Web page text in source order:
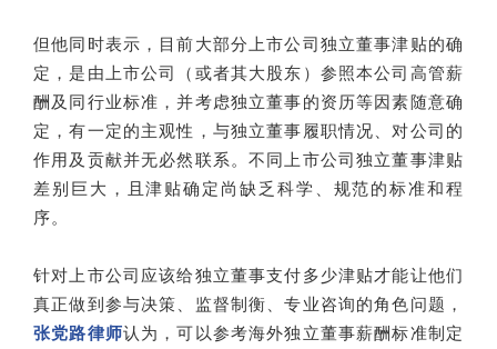
但他同时表示，目前大部分上市公司独立董事津贴的确
定，是由上市公司（或者其大股东）参照本公司高管薪
酬及同行业标准，并考虑独立董事的资历等因素随意确
定，有一定的主观性，与独立董事履职情况、对公司的
作用及贡献并无必然联系。不同上市公司独立董事津贴
差别巨大，且津贴确定尚缺乏科学、规范的标准和程
序。
针对上市公司应该给独立董事支付多少津贴才能让他们
真正做到参与决策、监督制衡、专业咨询的角色问题，
张党路律师认为，可以参考海外独立董事薪酬标准制定